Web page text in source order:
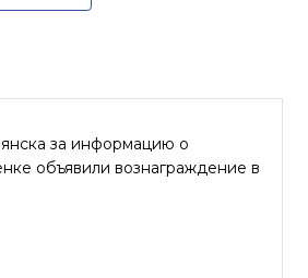
за информацию о
объявили вознаграждение в